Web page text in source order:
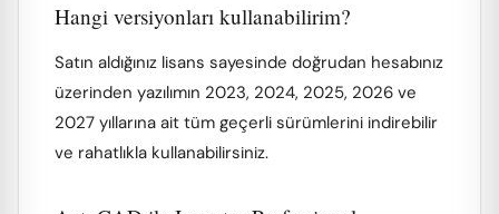
Hangi versiyonları kullanabilirim?
Satın aldığınız lisans sayesinde doğrudan hesabınız
üzerinden yazılımın 2023, 2024, 2025, 2026 ve
2027 yıllarına ait tüm geçerli sürümlerini indirebilir
ve rahatlıkla kullanabilirsiniz.